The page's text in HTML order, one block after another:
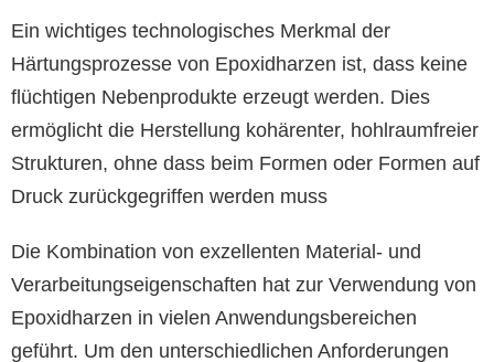
Ein wichtiges technologisches Merkmal der
Härtungsprozesse von Epoxidharzen ist, dass keine
flüchtigen Nebenprodukte erzeugt werden. Dies
ermöglicht die Herstellung kohärenter, hohlraumfreier
Strukturen, ohne dass beim Formen oder Formen auf
Druck zurückgegriffen werden muss
Die Kombination von exzellenten Material- und
Verarbeitungseigenschaften hat zur Verwendung von
Epoxidharzen in vielen Anwendungsbereichen
geführt. Um den unterschiedlichen Anforderungen